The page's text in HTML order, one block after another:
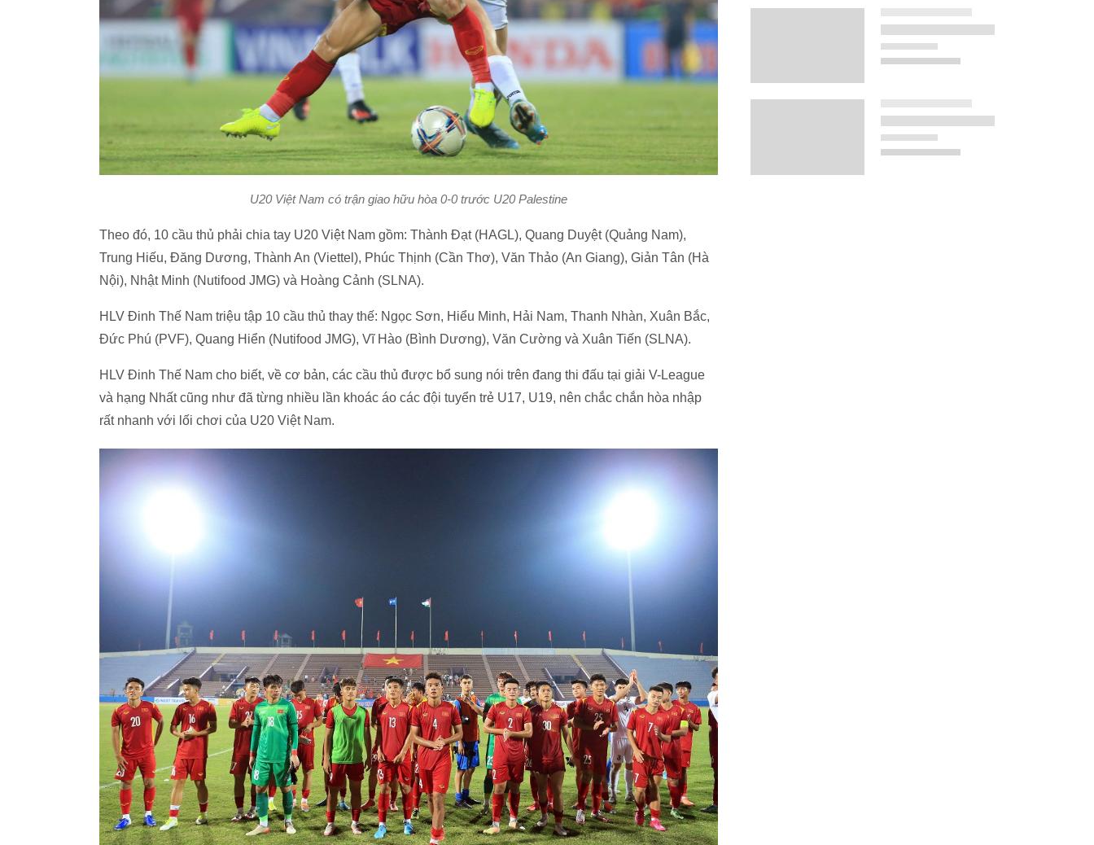
U20 Việt Nam có trận giao hữu hòa 0-0 trước U20 Palestine
Theo đó, 10 cầu thủ phải chia tay U20 Việt Nam gồm: Thành Đạt (HAGL), Quang Duyệt (Quảng Nam),
Trung Hiếu, Đăng Dương, Thành An (Viettel), Phúc Thịnh (Cần Thơ), Văn Thảo (An Giang), Giản Tân (Hà
Nội), Nhật Minh (Nutifood JMG) và Hoàng Cảnh (SLNA).
HLV Đinh Thế Nam triệu tập 10 cầu thủ thay thế: Ngọc Sơn, Hiểu Minh, Hải Nam, Thanh Nhàn, Xuân Bắc,
Đức Phú (PVF), Quang Hiển (Nutifood JMG), Vĩ Hào (Bình Dương), Văn Cường và Xuân Tiến (SLNA).
HLV Đinh Thế Nam cho biết, về cơ bản, các cầu thủ được bổ sung nói trên đang thi đấu tại giải V-League
và hạng Nhất cũng như đã từng nhiều lần khoác áo các đội tuyển trẻ U17, U19, nên chắc chắn hòa nhập
rất nhanh với lối chơi của U20 Việt Nam.